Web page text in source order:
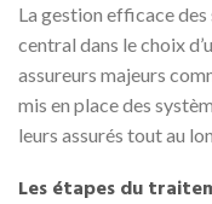
La gestion efficace
central dans le choix
assureurs majeurs
mis en place des
leurs assurés tout au
Les étapes du